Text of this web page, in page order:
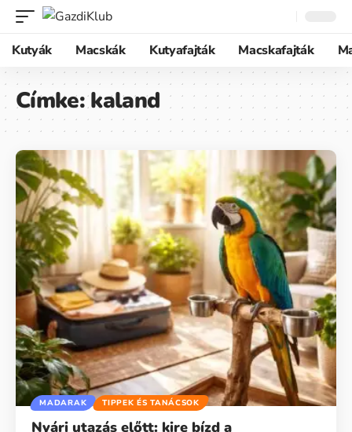
Kutyák Macskák Kutyafajták Macskafajták
Címke:kaland
MADARAK TIPPEK ÉS TANÁCSOK
Nyári utazás előtt: kire bízd a